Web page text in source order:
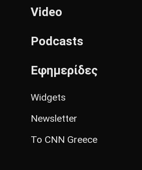
Video
Podcasts
Εφημερίδες
Widgets
Newsletter
Το CNN Greece